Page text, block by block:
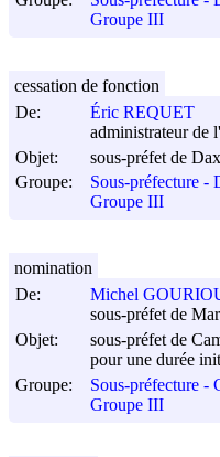
Groupe III
De:
Éric REQUET
administrateur de
Objet:
sous-préfet de
Groupe:
Sous-préfecture -
Groupe III
cessation de fonction
De:
Michel
sous-préfet de
Objet:
sous-préfet de
pour une durée
Groupe:
Sous-préfecture -
Groupe III
nomination